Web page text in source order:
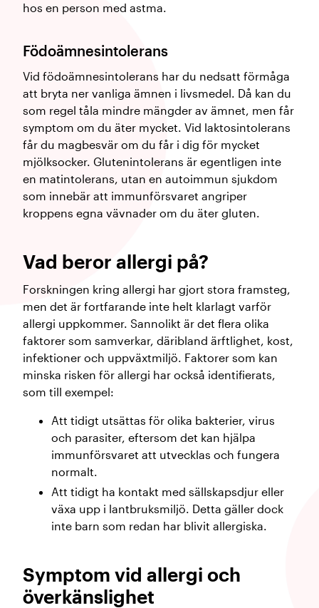
hos en person med astma.
Födoämnesintolerans
Vid födoämnesintolerans har du nedsatt förmåga
att bryta ner vanliga ämnen i livsmedel. Då kan du
som regel tåla mindre mängder av ämnet, men får
symptom om du äter mycket. Vid laktosintolerans
får du magbesvär om du får i dig för mycket
mjölksocker. Glutenintolerans är egentligen inte
en matintolerans, utan en autoimmun sjukdom
som innebär att immunförsvaret angriper
kroppens egna vävnader om du äter gluten.
Vad beror allergi på?
Forskningen kring allergi har gjort stora framsteg,
men det är fortfarande inte helt klarlagt varför
allergi uppkommer. Sannolikt är det flera olika
faktorer som samverkar, däribland ärftlighet, kost,
infektioner och uppväxtmiljö. Faktorer som kan
minska risken för allergi har också identifierats,
som till exempel:
Att tidigt utsättas för olika bakterier, virus
och parasiter, eftersom det kan hjälpa
immunförsvaret att utvecklas och fungera
normalt.
Att tidigt ha kontakt med sällskapsdjur eller
växa upp i lantbruksmiljö. Detta gäller dock
inte barn som redan har blivit allergiska.
Symptom vid allergi och
överkänslighet